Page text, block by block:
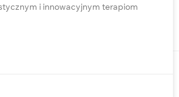
i innowacyjnym terapiom